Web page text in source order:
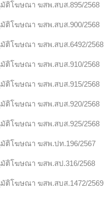
มัติโฆษณา ฆสพ.สบส.895/2568
มัติโฆษณา ฆสพ.สบส.900/2568
มัติโฆษณา ฆสพ.สบส.6492/2568
มัติโฆษณา ฆสพ.สบส.910/2568
มัติโฆษณา ฆสพ.สบส.915/2568
มัติโฆษณา ฆสพ.สบส.920/2568
มัติโฆษณา ฆสพ.สบส.925/2568
มัติโฆษณา ฆสพ.ปท.196/2567
มัติโฆษณา ฆสพ.สป.316/2568
มัติโฆษณา ฆสพ.สบส.1472/2569